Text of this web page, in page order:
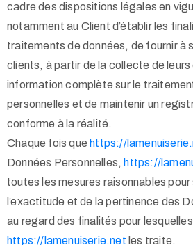
cadre des dispositions légales en
notamment au Client d’établir les
traitements de données, de fournir à
clients, à partir de la collecte de
information complète sur le
personnelles et de maintenir un
conforme à la réalité.
Chaque fois que https://
Données Personnelles, https://
toutes les mesures raisonnables pour
l’exactitude et de la pertinence des
au regard des finalités pour lesquelles
https://lamenuiserie.net les traite.